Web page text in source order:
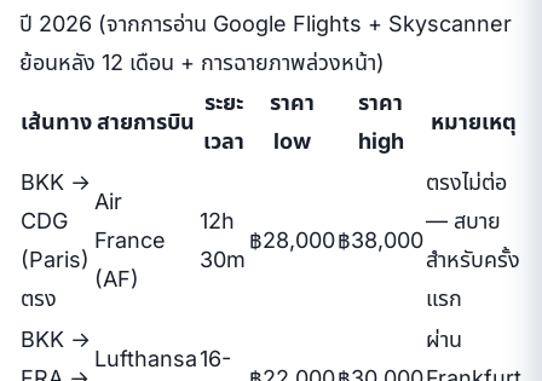
ปี 2026 (จากการอ่าน Google Flights + Skyscanner
ย้อนหลัง 12 เดือน + การฉายภาพล่วงหน้า)
เส้นทางสายการบิน
ระยะ
เวลา
ราคา
low
ราคา
high
หมายเหตุ
BKK →
CDG
(Paris)
ตรง
Air
France
(AF)
12h
30m
฿28,000฿38,000
ตรงไม่ต่อ
— สบาย
สำหรับครั้ง
แรก
BKK →
Lufthansa16-
ผ่าน